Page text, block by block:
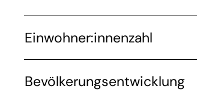
Einwohner:innenzahl
Bevölkerungsentwicklung